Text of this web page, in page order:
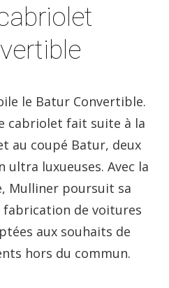
le Batur Convertible.
cabriolet fait suite à la
au coupé Batur, deux
luxueuses. Avec la
Mulliner poursuit sa
de voitures
aux souhaits de
hors du commun.